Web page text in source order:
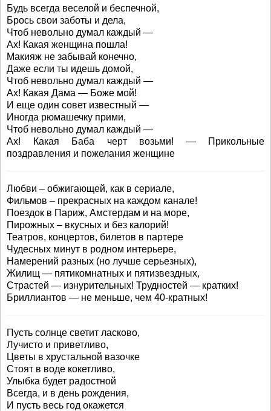
Будь всегда веселой и беспечной,
Брось свои заботы и дела,
Чтоб невольно думал каждый —
Ах! Какая женщина пошла!
Макияж не забывай конечно,
Даже если ты идешь домой,
Чтоб невольно думал каждый —
Ах! Какая Дама — Боже мой!
И еще один совет известный —
Иногда рюмашечку прими,
Чтоб невольно думал каждый —
Ах! Какая Баба черт возьми! — Прикольные
поздравления и пожелания женщине
Любви – обжигающей, как в сериале,
Фильмов – прекрасных на каждом канале!
Поездок в Париж, Амстердам и на море,
Пирожных – вкусных и без калорий!
Театров, концертов, билетов в партере
Чудесных минут в родном интерьере,
Намерений разных (но лучше серьезных),
Жилищ — пятикомнатных и пятизвездных,
Страстей — изнурительных! Трудностей — кратких!
Бриллиантов — не меньше, чем 40-кратных!
Пусть солнце светит ласково,
Лучисто и приветливо,
Цветы в хрустальной вазочке
Стоят в воде кокетливо,
Улыбка будет радостной
Всегда, и в день рождения,
И пусть весь год окажется